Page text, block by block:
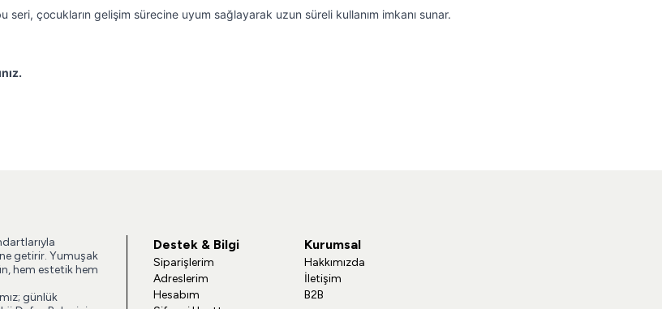
seri, çocukların gelişim sürecine uyum sağlayarak uzun süreli kullanım imkanı sunar.
getirir. Yumuşak
hem estetik hem
günlük
Destek & Bilgi
Siparişlerim
Adreslerim
Hesabım
Kurumsal
Hakkımızda
İletişim
B2B